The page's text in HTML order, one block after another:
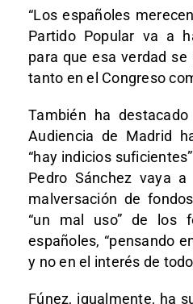
“Los españoles
Partido Popular va a
para que esa verdad
tanto en el Congreso
También ha
Audiencia de Madrid
“hay indicios
Pedro Sánchez vaya
malversación de
“un mal uso” de los
españoles, “pensando
y no en el interés de
Fúnez, igualmente, ha